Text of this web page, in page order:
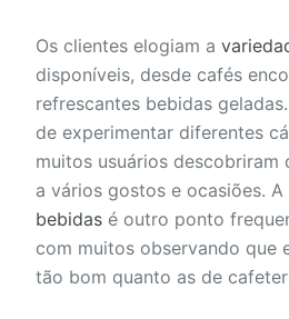
Os clientes elogiam a
disponíveis, desde cafés
refrescantes bebidas
de experimentar diferentes
muitos usuários descobriram
a vários gostos e ocasiões. A
bebidas é outro ponto
com muitos observando que
tão bom quanto as de